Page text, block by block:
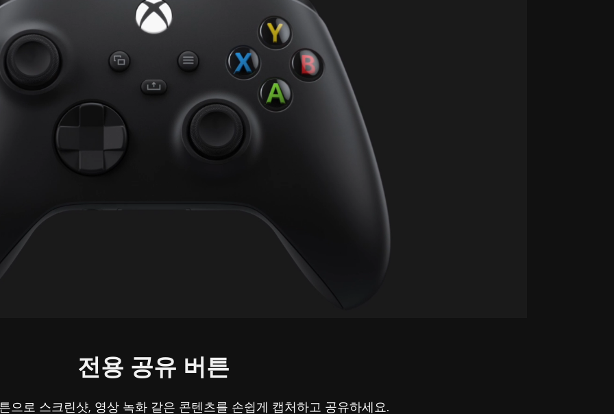
전용 공유 버튼
으로 스크린샷, 영상 녹화 같은 콘텐츠를 손쉽게 캡처하고 공유하세요.